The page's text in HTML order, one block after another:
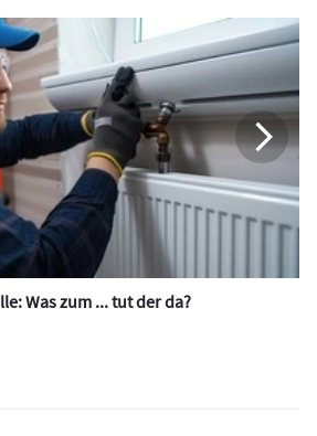
Was zum ... tut der da?